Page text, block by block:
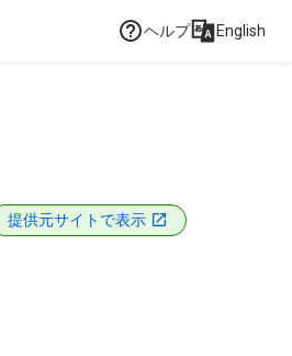
ヘルプ English
提供元サイトで表示